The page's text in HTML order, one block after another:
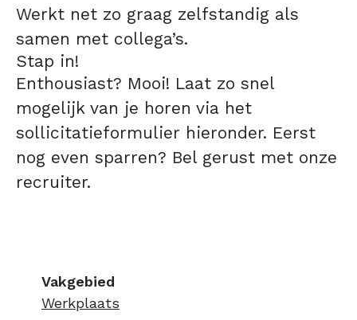
Werkt net zo graag zelfstandig als
samen met collega’s.
Stap in!
Enthousiast? Mooi! Laat zo snel
mogelijk van je horen via het
sollicitatieformulier hieronder. Eerst
nog even sparren? Bel gerust met onze
recruiter.
Vakgebied
Werkplaats